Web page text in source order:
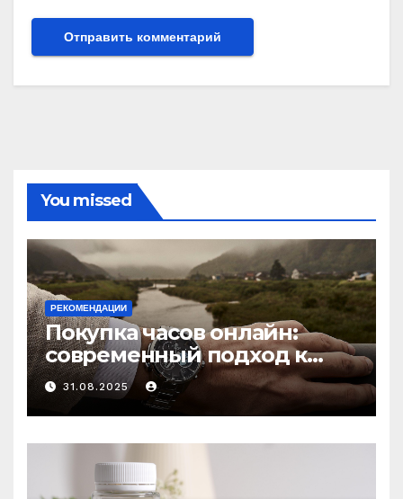
You missed
РЕКОМЕНДАЦИИ
Покупка часов онлайн:
современный подход к
выбору аксессуаров
31.08.2025